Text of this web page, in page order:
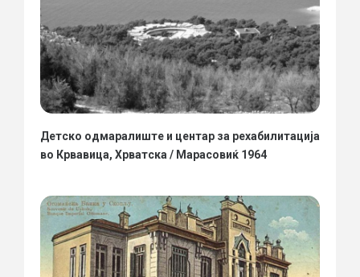
Детско одмаралиште и центар за рехабилитација
во Крвавица, Хрватска / Марасовиќ 1964